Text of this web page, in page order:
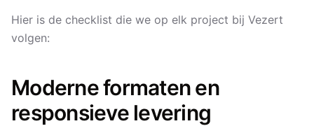
Hier is de checklist die we op elk project bij Vezert
volgen:
Moderne formaten en
responsieve levering